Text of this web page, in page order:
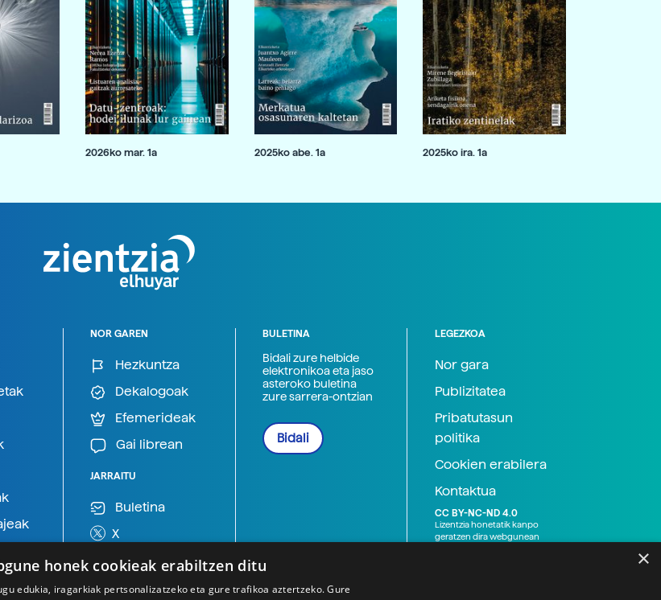
2026ko mar. 1a 2025ko abe. 1a 2025ko ira. 1a
NOR GAREN
Hezkuntza
Dekalogoak
Efemerideak
Gai librean
JARRAITU
Buletina
X
BlueSky
Mastodon
BULETINA
Bidali zure helbide
elektronikoa eta jaso
asteroko buletina
zure sarrera-ontzian
Bidali
LEGEZKOA
Nor gara
Publizitatea
Pribatutasun
politika
Cookien erabilera
Kontaktua
CC BY-NC-ND 4.0
Lizentzia honetatik kanpo
geratzen dira webgunean
×
honek cookieak erabiltzen ditu
edukia, iragarkiak pertsonalizatzeko eta gure trafikoa aztertzeko. Gure